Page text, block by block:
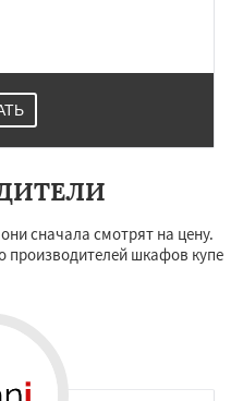
сначала смотрят на цену.
шкафов купе